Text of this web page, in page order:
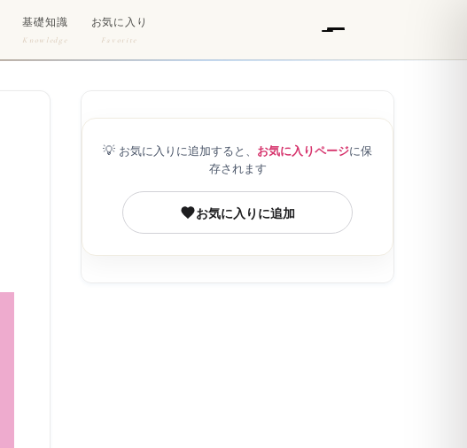
基礎知識
Knowledge
お気に入り
Favorite
💡 お気に入りに追加すると、 お気に入りページに保
存されます
お気に入りに追加